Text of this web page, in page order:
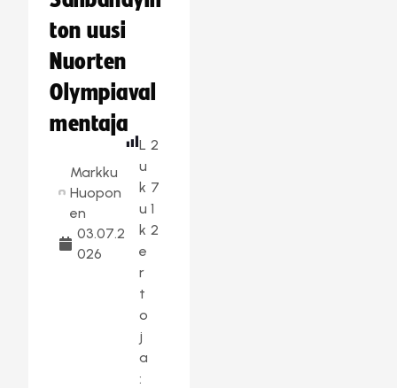
ton uusi
Nuorten
Olympiaval
mentaja
Markku
Huopon
en
03.07.2
026
L
u
k
u
k
e
r
t
o
j
a
:
2
7
1
2